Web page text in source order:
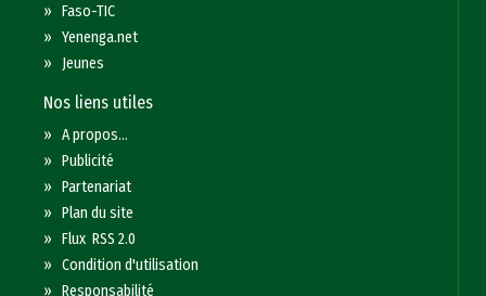
»Faso-TIC
»Yenenga.net
» Jeunes
Nos liens utiles
»A propos...
»Publicité
»Partenariat
»Plan du site
»Flux RSS 2.0
»Condition d'utilisation
»Responsabilité